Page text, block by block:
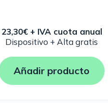
23,30€ + IVA cuota anual
Dispositivo + Alta gratis
Añadir producto